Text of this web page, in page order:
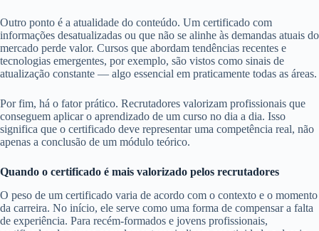
Outro ponto é a atualidade do conteúdo. Um certificado com
informações desatualizadas ou que não se alinhe às demandas atuais do
mercado perde valor. Cursos que abordam tendências recentes e
tecnologias emergentes, por exemplo, são vistos como sinais de
atualização constante — algo essencial em praticamente todas as áreas.
Por fim, há o fator prático. Recrutadores valorizam profissionais que
conseguem aplicar o aprendizado de um curso no dia a dia. Isso
significa que o certificado deve representar uma competência real, não
apenas a conclusão de um módulo teórico.
Quando o certificado é mais valorizado pelos recrutadores
O peso de um certificado varia de acordo com o contexto e o momento
da carreira. No início, ele serve como uma forma de compensar a falta
de experiência. Para recém-formados e jovens profissionais,